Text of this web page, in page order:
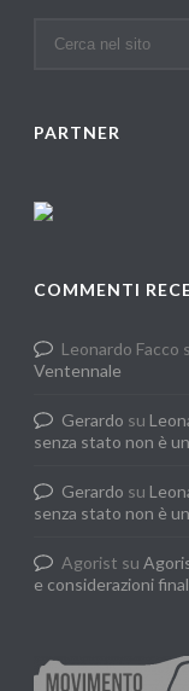
PARTNER
COMMENTI
Leonardo Facco
Ventennale
Gerardo su
senza stato non è
Gerardo su
senza stato non è
Agorist su
e considerazioni